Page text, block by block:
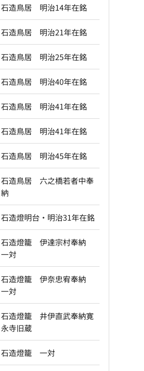
石造鳥居 明治14年在銘
石造鳥居 明治21年在銘
石造鳥居 明治25年在銘
石造鳥居 明治40年在銘
石造鳥居 明治41年在銘
石造鳥居 明治41年在銘
石造鳥居 明治45年在銘
石造鳥居 六之橋若者中奉
納
石造燈明台・明治31年在銘
石造燈籠 伊達宗村奉納
一対
石造燈籠 伊奈忠宥奉納
一対
石造燈籠 井伊直武奉納寛
永寺旧蔵
石造燈籠 一対